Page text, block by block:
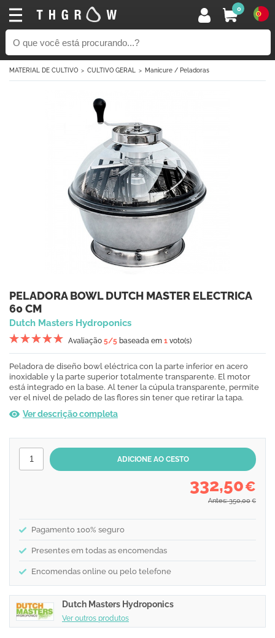
0
MATERIAL DE CULTIVO CULTIVO GERAL Manicure / Peladoras
PELADORA BOWL DUTCH MASTER ELECTRICA
60 CM
Dutch Masters Hydroponics
Avaliação 5/5 baseada em 1 voto(s)
Peladora de diseño bowl eléctrica con la parte inferior en acero
inoxidable y la parte superior totalmente transparente. El motor
está integrado en la base. Al tener la cúpula transparente, permite
ver el nivel de pelado de las flores sin tener que retirar la tapa.
Ver descrição completa
332,50€
Antes: 350,00 €
Pagamento 100% seguro
Presentes em todas as encomendas
Encomendas online ou pelo telefone
Dutch Masters Hydroponics
Ver outros produtos